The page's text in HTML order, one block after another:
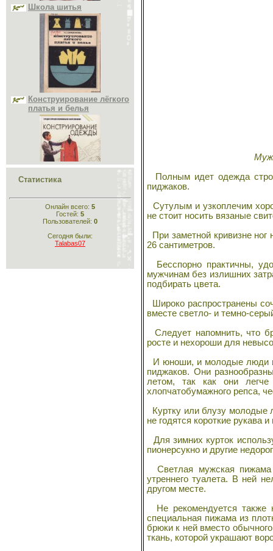
Учитесь шить и вязать
Головные уборы
Меховые головные уборы
Материалы
Исторический раздел
Одежда для кукол
Шьём животным
Стихи
Склад
Конструирование лёгкого
платья и белья
Конструирование
одежды
Кройка и шитьё для
Статистика
Онлайн всего: 5
Гостей: 5
Пользователей: 0
Сегодня были:
Talabas07
Полным идет одежда
пиджаков.
Сутулым и узкоплечим
не стоит носить вязаные
При заметной кривизне
26 сантиметров.
Бесспорно практичны,
мужчинам без излишних
подбирать цвета.
Широко распространены
вместе светло- и темно-
Следует напомнить, что
росте и нехороши для
И юноши, и молодые люди
пиджаков. Они
летом, так как они легче
хлопчатобумажного репса,
Куртку или блузу молодые
не годятся короткие рукава
Для зимних курток
пионерсукно и другие
Светлая мужская пижама
утреннего туалета. В ней
другом месте.
Не рекомендуется также
специальная пижама из
брюки к ней вместо
ткань, которой украшают